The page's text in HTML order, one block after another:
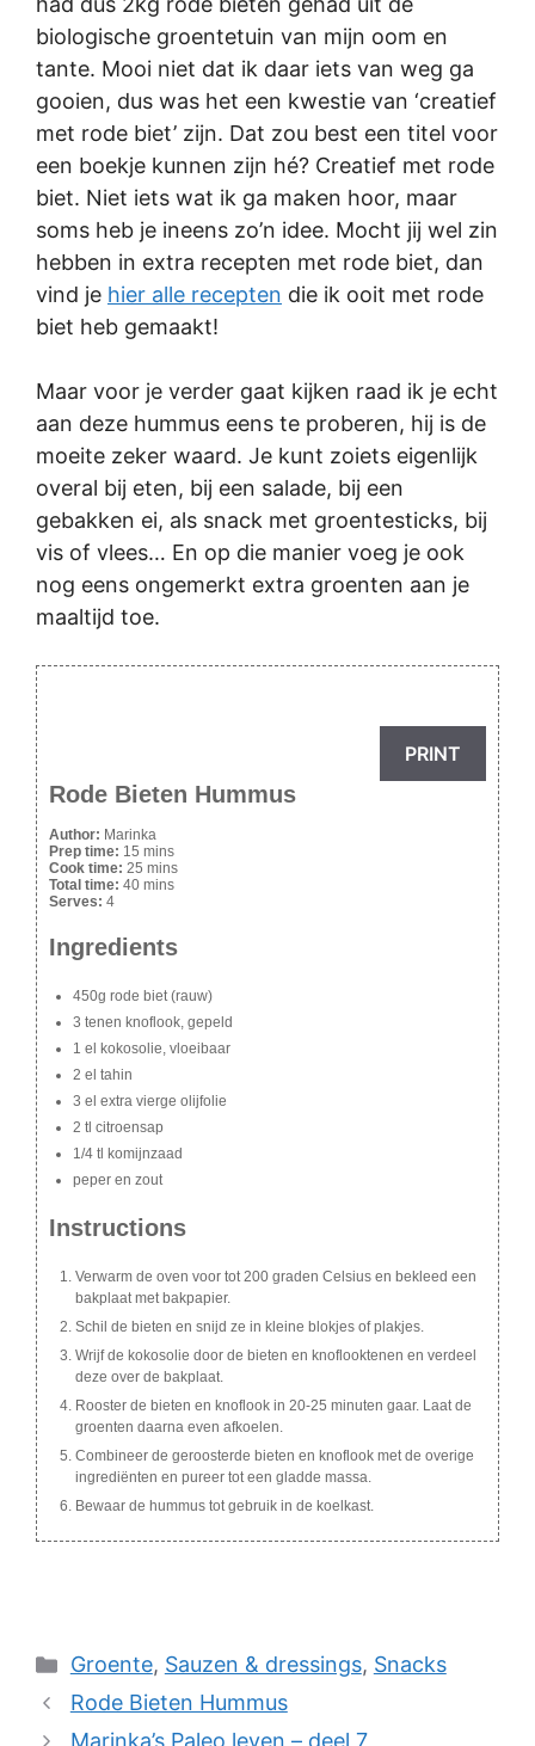
biologische groentetuin van mijn oom en
tante. Mooi niet dat ik daar iets van weg ga
gooien, dus was het een kwestie van ‘creatief
met rode biet’ zijn. Dat zou best een titel voor
een boekje kunnen zijn hé? Creatief met rode
biet. Niet iets wat ik ga maken hoor, maar
soms heb je ineens zo’n idee. Mocht jij wel zin
hebben in extra recepten met rode biet, dan
vind je hier alle recepten die ik ooit met rode
biet heb gemaakt!
Maar voor je verder gaat kijken raad ik je echt
aan deze hummus eens te proberen, hij is de
moeite zeker waard. Je kunt zoiets eigenlijk
overal bij eten, bij een salade, bij een
gebakken ei, als snack met groentesticks, bij
vis of vlees… En op die manier voeg je ook
nog eens ongemerkt extra groenten aan je
maaltijd toe.
PRINT
Rode Bieten Hummus
Author: Marinka
Prep time: 15 mins
Cook time: 25 mins
Total time: 40 mins
Serves: 4
Ingredients
450g rode biet (rauw)
3 tenen knoflook, gepeld
1 el kokosolie, vloeibaar
2 el tahin
3 el extra vierge olijfolie
2 tl citroensap
1/4 tl komijnzaad
peper en zout
Instructions
Verwarm de oven voor tot 200 graden Celsius en bekleed een
bakplaat met bakpapier.
Schil de bieten en snijd ze in kleine blokjes of plakjes.
Wrijf de kokosolie door de bieten en knoflooktenen en verdeel
deze over de bakplaat.
Rooster de bieten en knoflook in 20-25 minuten gaar. Laat de
groenten daarna even afkoelen.
Combineer de geroosterde bieten en knoflook met de overige
ingrediënten en pureer tot een gladde massa.
Bewaar de hummus tot gebruik in de koelkast.
Categories
Groente, Sauzen & dressings, Snacks
Rode Bieten Hummus